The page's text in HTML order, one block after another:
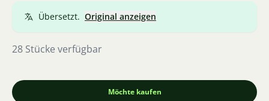
Übersetzt. Original anzeigen
28 Stücke verfügbar
Möchte kaufen